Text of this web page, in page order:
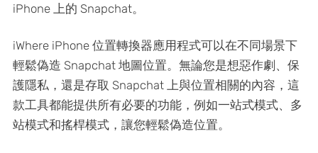
iPhone 上的 Snapchat。
iWhere iPhone 位置轉換器應用程式可以在不同場景下
輕鬆偽造 Snapchat 地圖位置。無論您是想惡作劇、保
護隱私，還是存取 Snapchat 上與位置相關的內容，這
款工具都能提供所有必要的功能，例如一站式模式、多
站模式和搖桿模式，讓您輕鬆偽造位置。